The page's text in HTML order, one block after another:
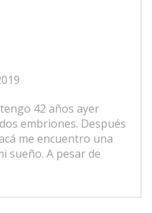
42 años ayer
embriones. Después
me encuentro una
sueño. A pesar de